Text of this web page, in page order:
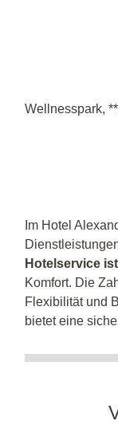
Wellnesspark,
Im Hotel
Hotelservice
Komfort. Die
Flexibilität und
bietet eine